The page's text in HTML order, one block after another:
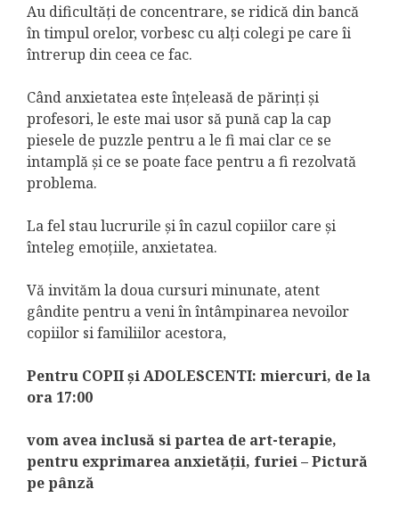
Au dificultăți de concentrare, se ridică din bancă
în timpul orelor, vorbesc cu alți colegi pe care îi
întrerup din ceea ce fac.
Când anxietatea este înțeleasă de părinți și
profesori, le este mai usor să pună cap la cap
piesele de puzzle pentru a le fi mai clar ce se
intamplă și ce se poate face pentru a fi rezolvată
problema.
La fel stau lucrurile și în cazul copiilor care și
înteleg emoțiile, anxietatea.
Vă invităm la doua cursuri minunate, atent
gândite pentru a veni în întâmpinarea nevoilor
copiilor si familiilor acestora,
Pentru COPII și ADOLESCENTI: miercuri, de la
ora 17:00
vom avea inclusă si partea de art-terapie,
pentru exprimarea anxietății, furiei – Pictură
pe pânză